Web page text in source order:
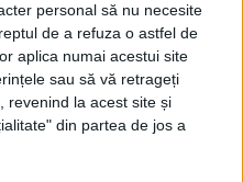
personal să nu necesite
de a refuza o astfel de
aplica numai acestui site
sau să vă retrageți
revenind la acest site și
din partea de jos a
DIN 1916 A
AU SALVAT
ÎN RĂZBOI
în tranșee, dar
mai variate